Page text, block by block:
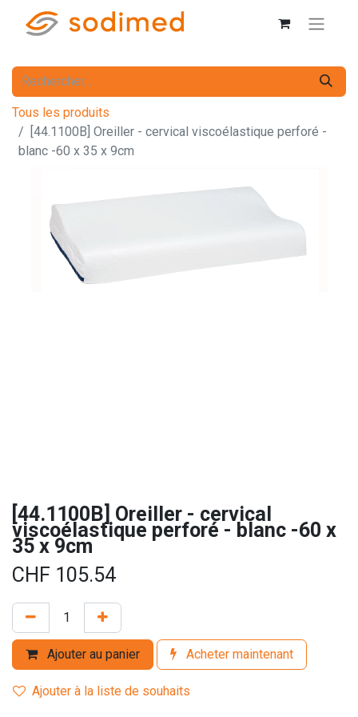
Tous les produits
[44.1100B] Oreiller - cervical viscoélastique perforé -
blanc -60 x 35 x 9cm
[44.1100B] Oreiller - cervical
viscoélastique perforé - blanc -60 x
35 x 9cm
CHF 105.54
Ajouter au panier Acheter maintenant
Ajouter à la liste de souhaits